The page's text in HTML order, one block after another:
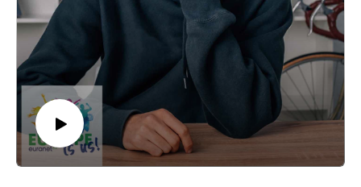
Siviroveanu, masterandă, a învăţat de mică să îşi gestioneze
banii primiţi de la părinţi.
Antropologul Alex Dincovici: "Cel puţin în ultimii 20 de ani, tot
ce înseamnă finanţe s-a complicat extrem de mult. Avem nişte
produse extrem de complexe, care sunt foarte greu de înţeles în
general de cineva care nu e din domeniu. (...) E şi mai complicat
acum, pentru Generaţia Z. Acum nu mai ai acea siguranţă a zilei
de mâine. Avem toate aceste discursuri despre cum se termină